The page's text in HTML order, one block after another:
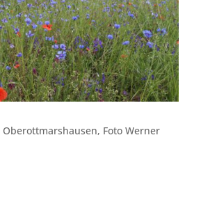
Foto Werner